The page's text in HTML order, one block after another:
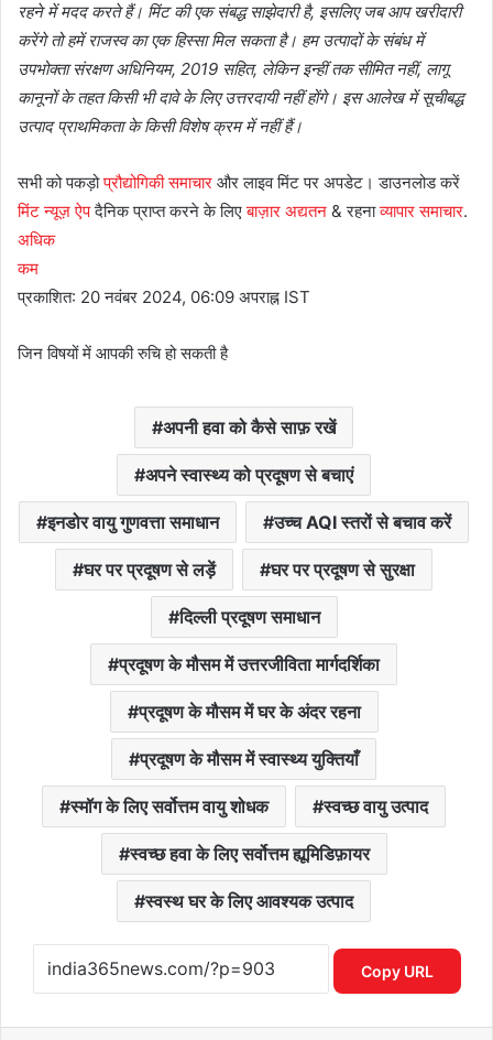
रहने में मदद करते हैं। मिंट की एक संबद्ध साझेदारी है, इसलिए जब आप खरीदारी
करेंगे तो हमें राजस्व का एक हिस्सा मिल सकता है। हम उत्पादों के संबंध में
उपभोक्ता संरक्षण अधिनियम, 2019 सहित, लेकिन इन्हीं तक सीमित नहीं, लागू
कानूनों के तहत किसी भी दावे के लिए उत्तरदायी नहीं होंगे। इस आलेख में सूचीबद्ध
उत्पाद प्राथमिकता के किसी विशेष क्रम में नहीं हैं।
सभी को पकड़ोप्रौद्योगिकी समाचार और लाइव मिंट पर अपडेट। डाउनलोड करें
मिंट न्यूज़ ऐपदैनिक प्राप्त करने के लिएबाज़ार अद्यतन & रहनाव्यापार समाचार.
अधिक
कम
प्रकाशित: 20 नवंबर 2024, 06:09 अपराह्न IST
जिन विषयों में आपकी रुचि हो सकती है
अपनी हवा को कैसे साफ़ रखें
अपने स्वास्थ्य को प्रदूषण से बचाएं
इनडोर वायु गुणवत्ता समाधान उच्च AQI स्तरों से बचाव करें
घर पर प्रदूषण से लड़ें घर पर प्रदूषण से सुरक्षा
दिल्ली प्रदूषण समाधान
प्रदूषण के मौसम में उत्तरजीविता मार्गदर्शिका
प्रदूषण के मौसम में घर के अंदर रहना
प्रदूषण के मौसम में स्वास्थ्य युक्तियाँ
स्मॉग के लिए सर्वोत्तम वायु शोधक स्वच्छ वायु उत्पाद
स्वच्छ हवा के लिए सर्वोत्तम ह्यूमिडिफ़ायर
स्वस्थ घर के लिए आवश्यक उत्पाद
Copy URL